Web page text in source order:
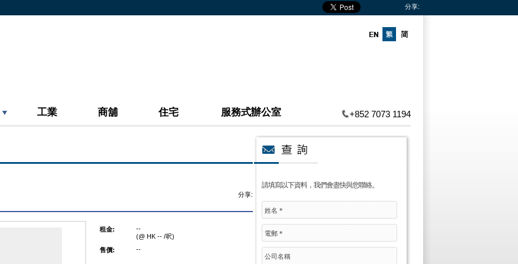
分享:
工業 商舖 住宅 服務式辦公室 +852 7073 1194
請填寫以下資料，我們會盡快與您聯絡。
分享:
租金:
--
(@ HK -- /呎)
售價:
--